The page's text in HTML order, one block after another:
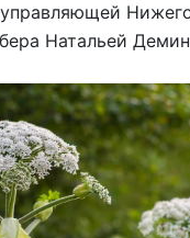
Натальей